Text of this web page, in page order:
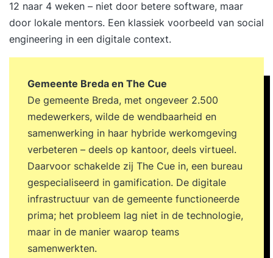
12 naar 4 weken – niet door betere software, maar
door lokale mentors. Een klassiek voorbeeld van social
engineering in een digitale context.
Gemeente Breda en The Cue
De gemeente Breda, met ongeveer 2.500
medewerkers, wilde de wendbaarheid en
samenwerking in haar hybride werkomgeving
verbeteren – deels op kantoor, deels virtueel.
Daarvoor schakelde zij The Cue in, een bureau
gespecialiseerd in gamification. De digitale
infrastructuur van de gemeente functioneerde
prima; het probleem lag niet in de technologie,
maar in de manier waarop teams
samenwerkten.